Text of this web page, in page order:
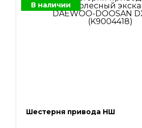
В наличии
Шестерня привода НШ